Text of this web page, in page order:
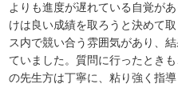
よりも進度が遅れている自覚が
けは良い成績を取ろうと決めて
ス内で競い合う雰囲気があり、
ていました。質問に行ったとき
の先生方は丁寧に、粘り強く指導